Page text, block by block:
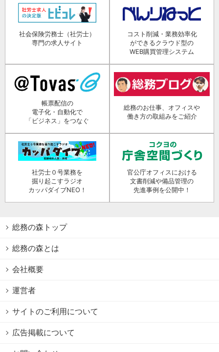
社会保険労務士（社労士）
専門の求人サイト
コスト削減・業務効率化
ができるクラウド型の
WEB購買管理システム
帳票配信の
電子化・自動化で
「ビジネス」をつなぐ
総務のお仕事、オフィスや
働き方の取組みをご紹介
社労士０号業務を
掘り起こすラジオ
カッパダイブNEO！
官公庁オフィスにおける
文書削減や備品管理の
先進事例を公開中！
総務の森トップ
総務の森とは
会社概要
運営者
サイトのご利用について
広告掲載について